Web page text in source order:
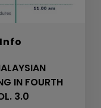
IN FOURTH
3.0